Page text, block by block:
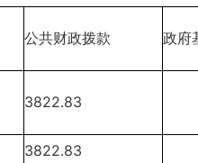
公共财政拨款 政府
3822.83
3822.83